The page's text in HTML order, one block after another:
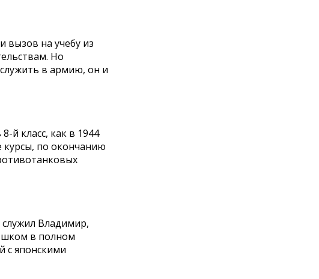
вызов на учебу из
Но
в армию, он и
й класс, как в 1944
курсы, по окончанию
служил Владимир,
в полном
с японскими